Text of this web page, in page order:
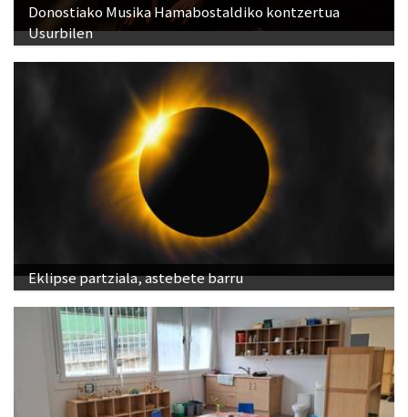
Donostiako Musika Hamabostaldiko kontzertua
Usurbilen
Eklipse partziala, astebete barru